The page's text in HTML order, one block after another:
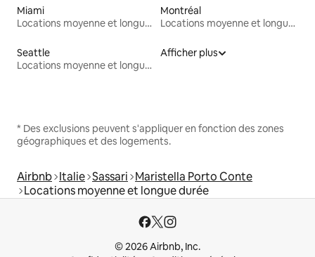
Miami
Locations moyenne et longue durée
Montréal
Locations moyenne et longue durée
Seattle
Locations moyenne et longue durée
Afficher plus
* Des exclusions peuvent s'appliquer en fonction des zones
géographiques et des logements.
Airbnb Italie Sassari Maristella Porto Conte
Locations moyenne et longue durée
© 2026 Airbnb, Inc.